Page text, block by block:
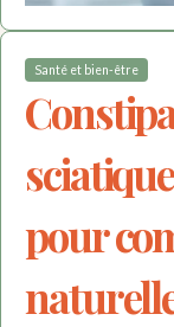
Santé et bien-être
pour